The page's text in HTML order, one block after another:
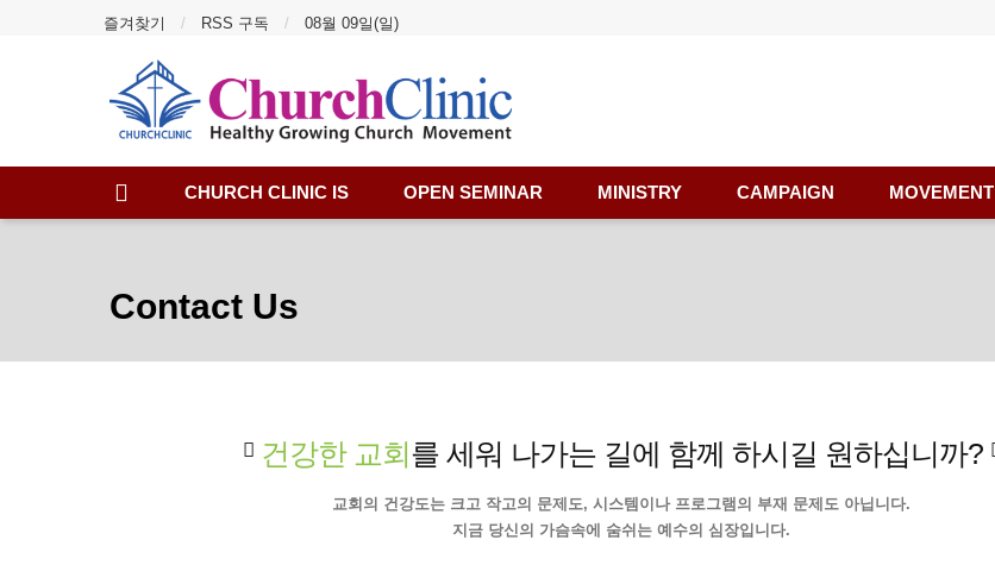
즐겨찾기 RSS 구독 08월 09일(일)
CHURCH CLINIC IS OPEN SEMINAR MINISTRY CAMPAIGN MOVEMENT
Contact Us
건강한 교회를 세워 나가는 길에 함께 하시길 원하십니까?
교회의 건강도는 크고 작고의 문제도, 시스템이나 프로그램의 부재 문제도 아닙니다.
지금 당신의 가슴속에 숨쉬는 예수의 심장입니다.